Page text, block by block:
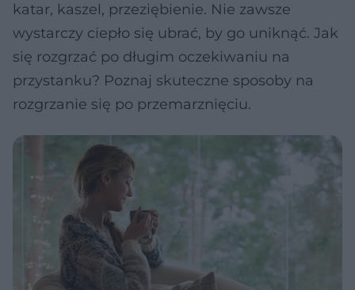
katar, kaszel, przeziębienie. Nie zawsze
wystarczy ciepło się ubrać, by go uniknąć. Jak
się rozgrzać po długim oczekiwaniu na
przystanku? Poznaj skuteczne sposoby na
rozgrzanie się po przemarznięciu.